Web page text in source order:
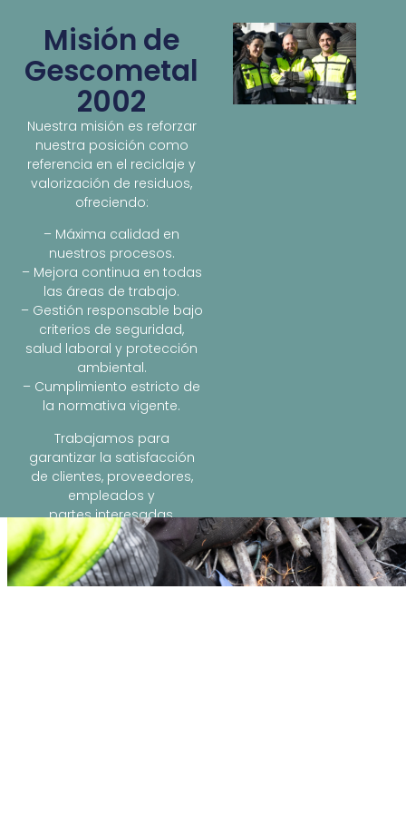
Misión de
Gescometal
2002
Nuestra misión es reforzar
nuestra posición como
referencia en el reciclaje y
valorización de residuos,
ofreciendo:
– Máxima calidad en
nuestros procesos.
– Mejora continua en todas
las áreas de trabajo.
– Gestión responsable bajo
criterios de seguridad,
salud laboral y protección
ambiental.
– Cumplimiento estricto de
la normativa vigente.
Trabajamos para
garantizar la satisfacción
de clientes, proveedores,
empleados y
partes interesadas,
contribuyendo al desarrollo
sostenible del entorno.